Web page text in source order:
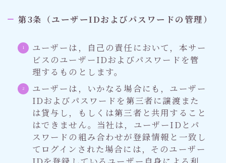
第3条（ユーザーIDおよびパスワードの管理）
ユーザーは，自己の責任において，本サー
ビスのユーザーIDおよびパスワードを管
理するものとします。
ユーザーは，いかなる場合にも，ユーザー
IDおよびパスワードを第三者に譲渡また
は貸与し，もしくは第三者と共用すること
はできません。当社は，ユーザーIDとパ
スワードの組み合わせが登録情報と一致し
てログインされた場合には，そのユーザー